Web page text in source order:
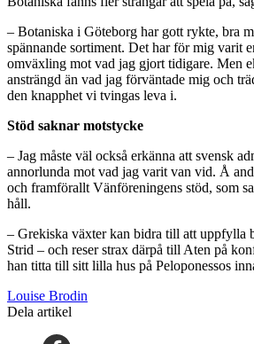
– Botaniska i Göteborg har gott rykte, bra
spännande sortiment. Det har för mig varit
omväxling mot vad jag gjort tidigare. Men
ansträngd än vad jag förväntade mig och
den knapphet vi tvingas leva i.
Stöd saknar motstycke
– Jag måste väl också erkänna att svensk
annorlunda mot vad jag varit van vid. Å
och framförallt Vänföreningens stöd, som
håll.
– Grekiska växter kan bidra till att uppfylla
Strid – och reser strax därpå till Aten på
han titta till sitt lilla hus på Peloponessos
Louise Brodin
Dela artikel